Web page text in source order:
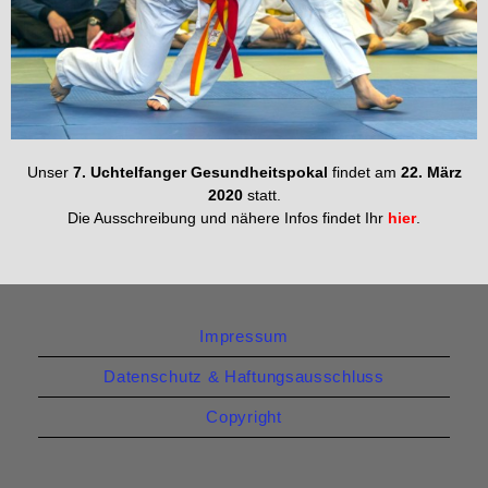
Unser 7. Uchtelfanger Gesundheitspokal findet am 22. März
2020statt.
Die Ausschreibung und nähere Infos findet Ihr hier.
Impressum
Datenschutz & Haftungsausschluss
Copyright